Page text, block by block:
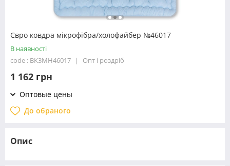
Євро ковдра мікрофібра/холофайбер №46017
В наявності
code : BK3MH46017
Опт і роздріб
1 162 грн
Оптовые цены
До обраного
Опис